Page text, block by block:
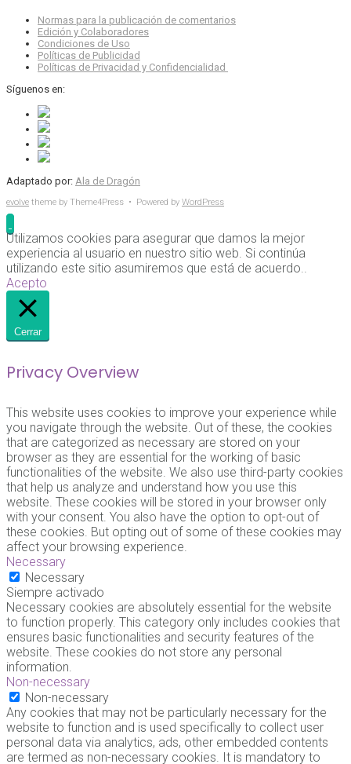
Normas para la publicación de comentarios
Edición y Colaboradores
Condiciones de Uso
Políticas de Publicidad
Políticas de Privacidad y Confidencialidad
Síguenos en:
Adaptado por: Ala de Dragón
evolve theme by Theme4Press • Powered by WordPress
Utilizamos cookies para asegurar que damos la mejor
experiencia al usuario en nuestro sitio web. Si continúa
utilizando este sitio asumiremos que está de acuerdo..
Acepto
Cerrar
Privacy Overview
This website uses cookies to improve your experience while
you navigate through the website. Out of these, the cookies
that are categorized as necessary are stored on your
browser as they are essential for the working of basic
functionalities of the website. We also use third-party cookies
that help us analyze and understand how you use this
website. These cookies will be stored in your browser only
with your consent. You also have the option to opt-out of
these cookies. But opting out of some of these cookies may
affect your browsing experience.
Necessary
Necessary
Siempre activado
Necessary cookies are absolutely essential for the website
to function properly. This category only includes cookies that
ensures basic functionalities and security features of the
website. These cookies do not store any personal
information.
Non-necessary
Non-necessary
Any cookies that may not be particularly necessary for the
website to function and is used specifically to collect user
personal data via analytics, ads, other embedded contents
are termed as non-necessary cookies. It is mandatory to